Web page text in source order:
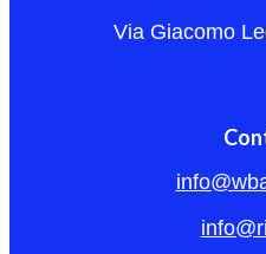
Via Giacomo